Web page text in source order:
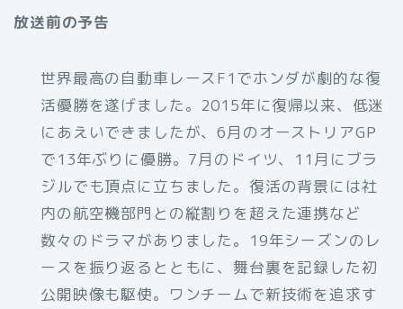
放送前の予告
世界最高の自動車レースF1でホンダが劇的な復
活優勝を遂げました。2015年に復帰以来、低迷
にあえいできましたが、6月のオーストリアGP
で13年ぶりに優勝。7月のドイツ、11月にブラ
ジルでも頂点に立ちました。復活の背景には社
内の航空機部門との縦割りを超えた連携など
数々のドラマがありました。19年シーズンのレ
ースを振り返るとともに、舞台裏を記録した初
公開映像も駆使。ワンチームで新技術を追求す